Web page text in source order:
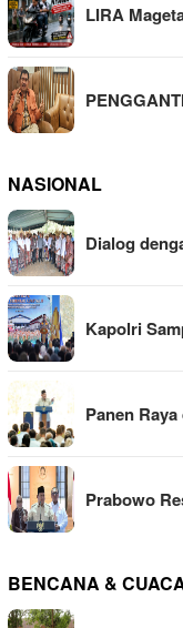
LIRA
NASIONAL
Dialog
Kapolri
Panen
Prabowo
BENCANA &